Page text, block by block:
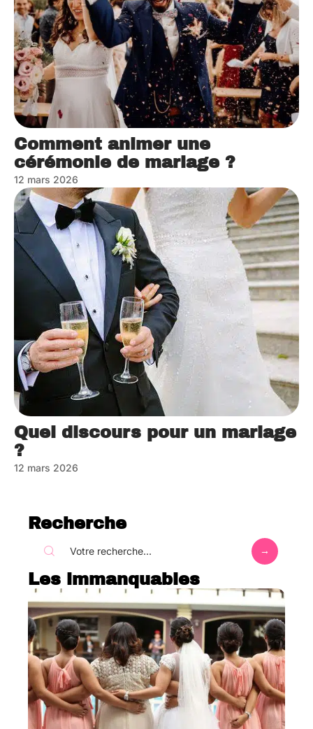
Comment animer une
cérémonie de mariage ?
12 mars 2026
Quel discours pour un mariage
?
12 mars 2026
Recherche
Les immanquables